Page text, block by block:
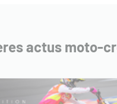
actus moto-